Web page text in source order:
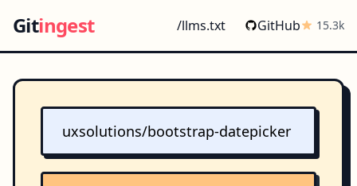
Gitingest /llms.txt GitHub 15.3k